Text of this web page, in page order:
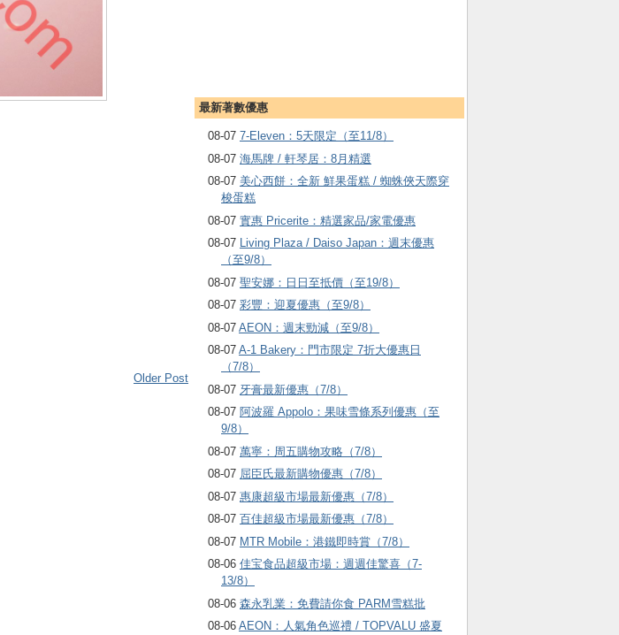
最新著數優惠
08-07 7-Eleven：5天限定（至11/8）
08-07 海馬牌 / 軒琴居：8月精選
08-07 美心西餅：全新 鮮果蛋糕 / 蜘蛛俠天際穿
梭蛋糕
08-07 實惠 Pricerite：精選家品/家電優惠
08-07 Living Plaza / Daiso Japan：週末優惠
（至9/8）
08-07 聖安娜：日日至抵價（至19/8）
08-07 彩豐：迎夏優惠（至9/8）
08-07 AEON：週末勁減（至9/8）
08-07 A-1 Bakery：門市限定 7折大優惠日
（7/8）
08-07 牙膏最新優惠（7/8）
08-07 阿波羅 Appolo：果味雪條系列優惠（至
9/8）
08-07 萬寧：周五購物攻略（7/8）
08-07 屈臣氏最新購物優惠（7/8）
08-07 惠康超級市場最新優惠（7/8）
08-07 百佳超級市場最新優惠（7/8）
08-07 MTR Mobile：港鐵即時賞（7/8）
08-06 佳宝食品超級市場：週週佳驚喜（7-
13/8）
08-06 森永乳業：免費請你食 PARM雪糕批
08-06 AEON：人氣角色巡禮 / TOPVALU 盛夏
Older Post